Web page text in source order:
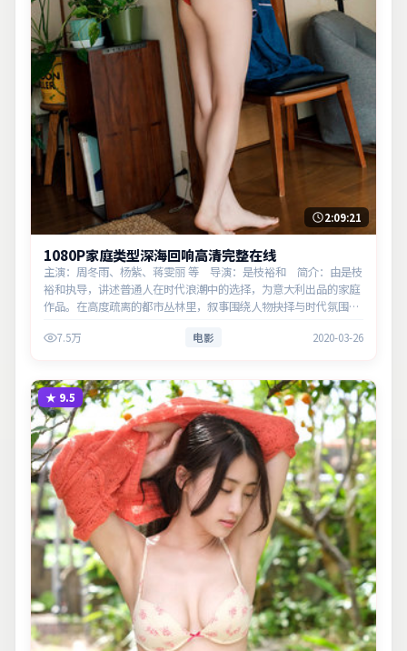
2:09:21
1080P家庭类型深海回响高清完整在线
主演：周冬雨、杨紫、蒋雯丽 等 导演：是枝裕和 简介：由是枝
裕和执导，讲述普通人在时代浪潮中的选择，为意大利出品的家庭
作品。在高度疏离的都市丛林里，叙事围绕人物抉择与时代氛围展
顾观赏性与现…
7.5万 电影 2020-03-26
★ 9.5